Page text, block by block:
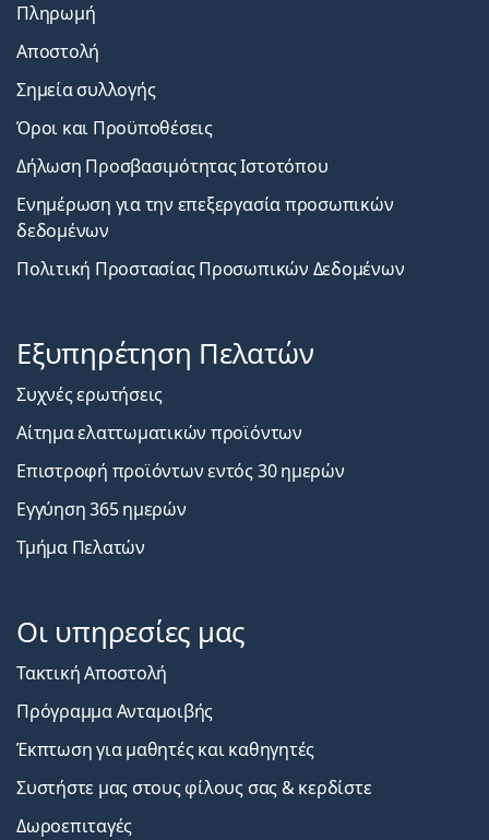
Πληρωμή
Αποστολή
Σημεία συλλογής
Όροι και Προϋποθέσεις
Δήλωση Προσβασιμότητας Ιστοτόπου
Ενημέρωση για την επεξεργασία προσωπικών
δεδομένων
Πολιτική Προστασίας Προσωπικών Δεδομένων
Εξυπηρέτηση Πελατών
Συχνές ερωτήσεις
Αίτημα ελαττωματικών προϊόντων
Επιστροφή προϊόντων εντός 30 ημερών
Εγγύηση 365 ημερών
Τμήμα Πελατών
Οι υπηρεσίες μας
Τακτική Αποστολή
Πρόγραμμα Ανταμοιβής
Έκπτωση για μαθητές και καθηγητές
Συστήστε μας στους φίλους σας & κερδίστε
Δωροεπιταγές